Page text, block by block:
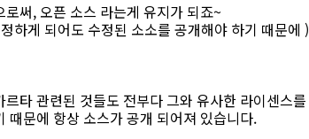
로써, 오픈 소스 라는게 유지가 되죠~
하게 되어도 수정된 소소를 공개해야 하기 때문에 )
르타 관련된 것들도 전부다 그와 유사한 라이센스를
때문에 항상 소스가 공개 되어져 있습니다.